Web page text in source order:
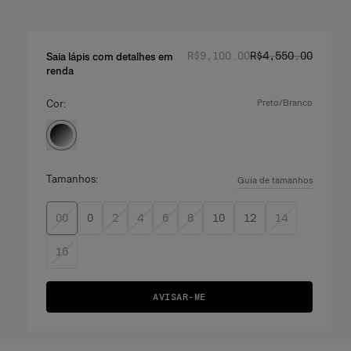
Saia lápis com detalhes em
renda
Preço normal:
R$‌9,100.00Preço
R$‌4,550.00
Cor: preto/branco
Tamanhos: Guia de tamanhos
00 0 2 4 6 8 10 12 14
16
AVISAR-ME